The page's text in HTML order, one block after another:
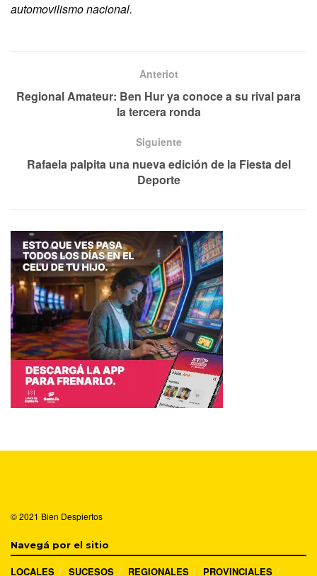
automovilismo nacional.
Anteriot
Regional Amateur: Ben Hur ya conoce a su rival para
la tercera ronda
Siguiente
Rafaela palpita una nueva edición de la Fiesta del
Deporte
© 2021 Bien Despiertos
Navegá por el sitio
LOCALES SUCESOS REGIONALES PROVINCIALES